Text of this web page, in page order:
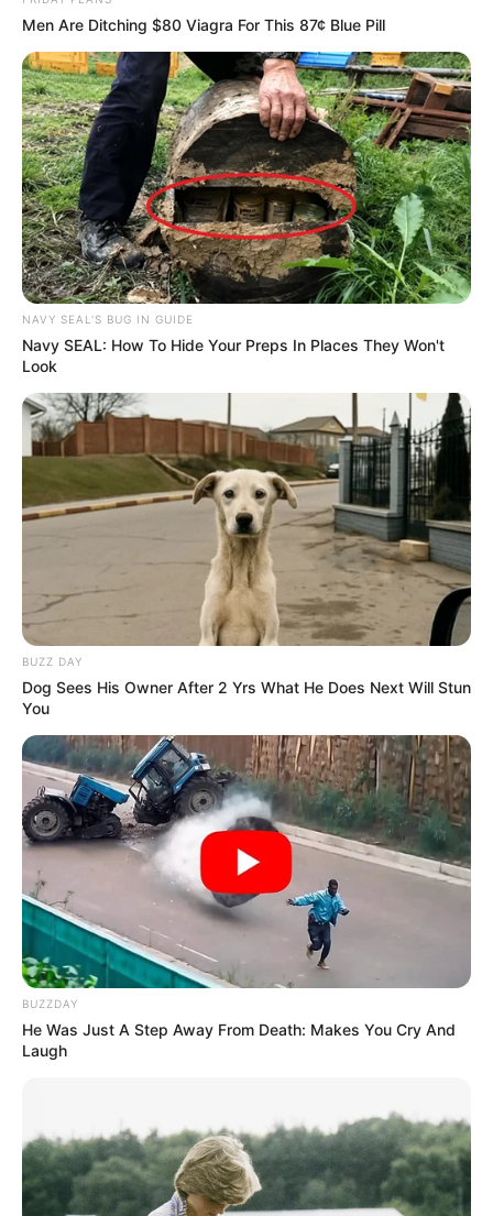
Men Are Ditching $80 Viagra For This 87¢ Blue Pill
NAVY SEAL'S BUG IN GUIDE
Navy SEAL: How To Hide Your Preps In Places They Won't
Look
BUZZ DAY
Dog Sees His Owner After 2 Yrs What He Does Next Will Stun
You
BUZZDAY
He Was Just A Step Away From Death: Makes You Cry And
Laugh